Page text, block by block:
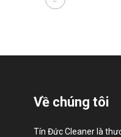
Về chúng tôi
Tín Đức Cleaner là